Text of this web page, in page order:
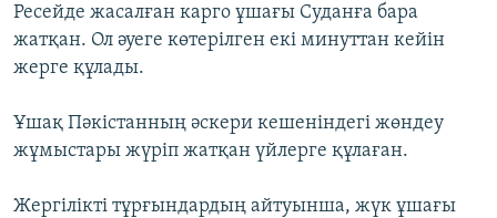
ЖАЗЫЛЫҢЫЗ
Басқа тілдерде
Ресейде жасалған карго ұшағы Суданға бара
жатқан. Ол әуеге көтерілген екі минуттан кейін
жерге құлады.
Ұшақ Пәкістанның әскери кешеніндегі жөндеу
жұмыстары жүріп жатқан үйлерге құлаған.
Жергілікті тұрғындардың айтуынша, жүк ұшағы